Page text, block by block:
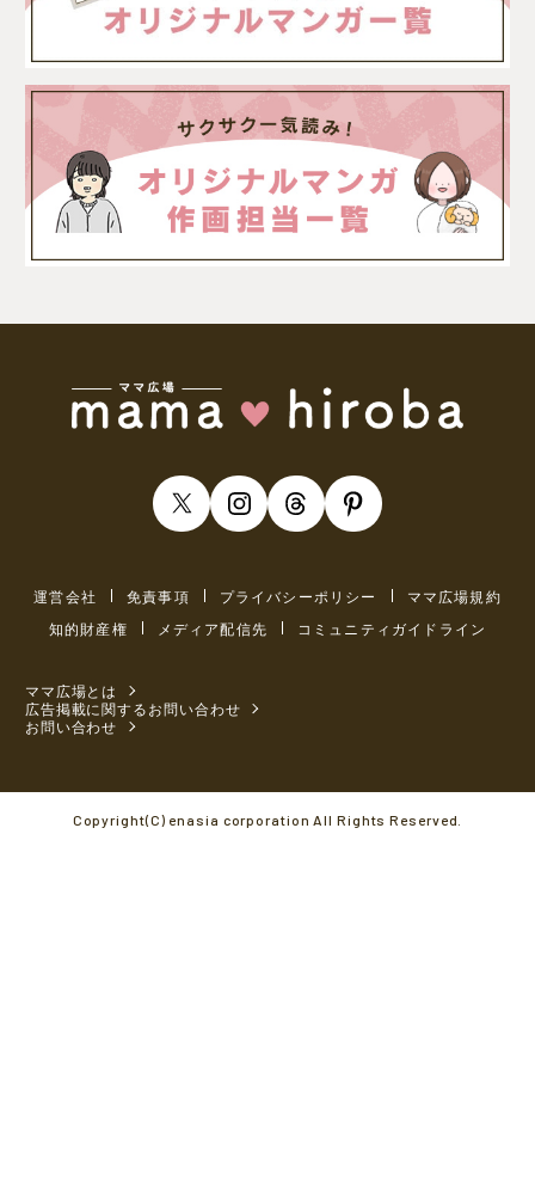
運営会社 免責事項 プライバシーポリシー
ママ広場規約
知的財産権
メディア配信先 コミュニティガイドライン
ママ広場とは
広告掲載に関するお問い合わせ
お問い合わせ
Copyright(C) enasia corporation All Rights Reserved.